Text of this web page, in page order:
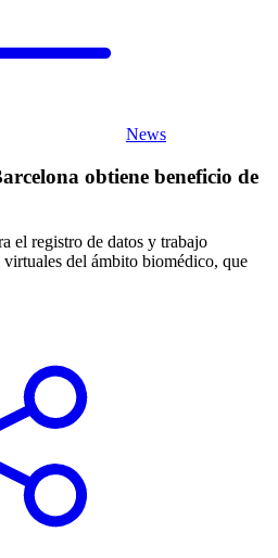
News
obtiene beneficio de
el registro de datos y trabajo
del ámbito biomédico, que